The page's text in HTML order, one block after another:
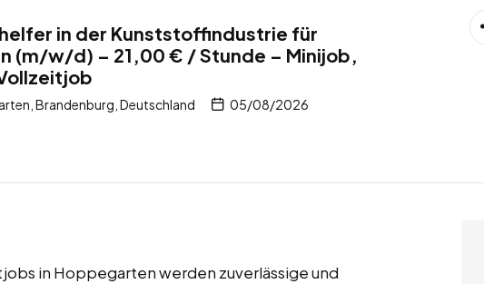
in der Kunststoffindustrie für
(m/w/d) – 21,00 € / Stunde – Minijob,
Brandenburg, Deutschland 05/08/2026
in Hoppegarten werden zuverlässige und